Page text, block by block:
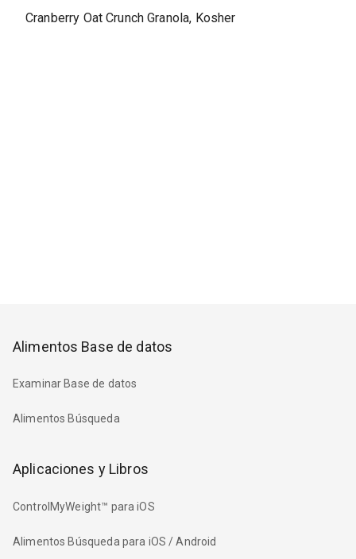
Cranberry Oat Crunch Granola, Kosher
Alimentos Base de datos
Examinar Base de datos
Alimentos Búsqueda
Aplicaciones y Libros
ControlMyWeight™ para iOS
Alimentos Búsqueda para iOS / Android